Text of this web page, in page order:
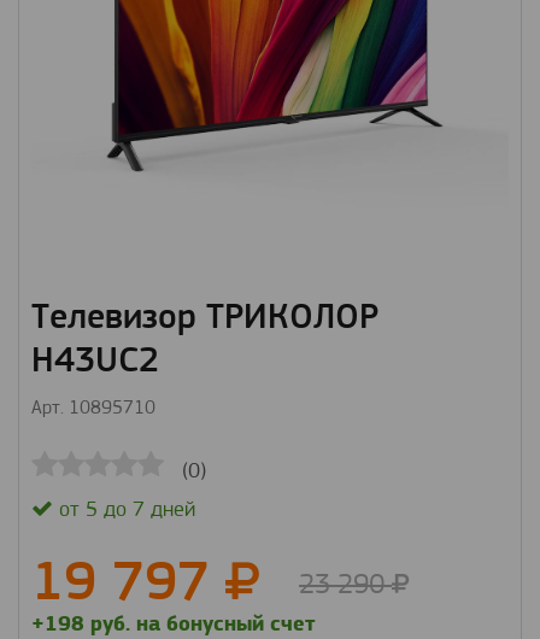
Телевизор ТРИКОЛОР
H43UC2
Арт. 10895710
(0)
от 5 до 7 дней
19 797 23 290
+198 руб. на бонусный счет